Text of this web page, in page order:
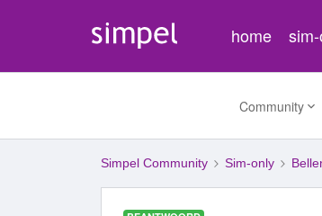
home
Community
Simpel Community Sim-only